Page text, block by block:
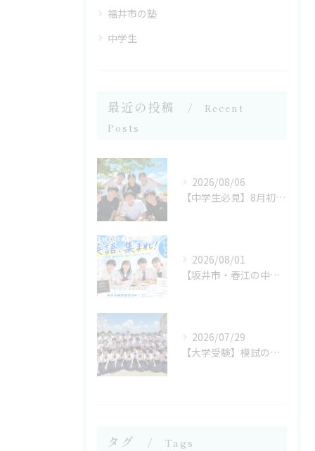
福井市の塾
中学生
最近の投稿
Recent
Posts
2026/08/06
【中学生必見】8月初旬の過ごし方で2学期の成績が決まる！今だから始めたい勉強習慣 坂井市の学習塾なら考学理数塾へ
2026/08/01
【坂井市・春江の中学生へ】8月からでも間に合う！夏休み後半で成績を伸ばす勉強法 坂井市の学習塾なら考学理数塾へ
2026/07/29
【大学受験】模試の判定が悪くても逆転合格はできる？今すぐ見直したい勉強法を解説 坂井市の学習塾なら考学理数塾へ
タグ Tags